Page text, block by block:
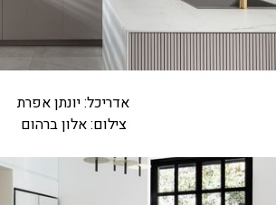
אדריכל: יונתן אפרת
צילום: אלון ברהום